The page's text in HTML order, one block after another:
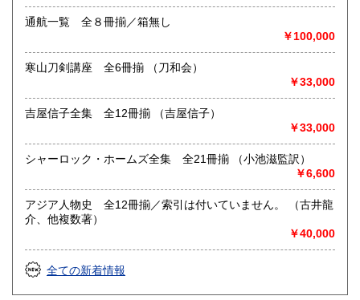
通航一覧 全８冊揃／箱無し
￥100,000
寒山刀剣講座 全6冊揃 （刀和会）
￥33,000
吉屋信子全集 全12冊揃 （吉屋信子）
￥33,000
シャーロック・ホームズ全集 全21冊揃 （小池滋監訳）
￥6,600
アジア人物史 全12冊揃／索引は付いていません。 （古井龍
介、他複数著）
￥40,000
全ての新着情報